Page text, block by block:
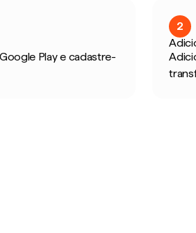
Play e cadastre-
2